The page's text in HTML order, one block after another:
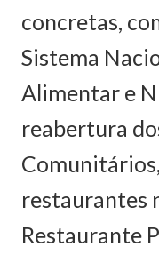
concretas,
Sistema
Alimentar e
reabertura
restaurantes
Restaurante